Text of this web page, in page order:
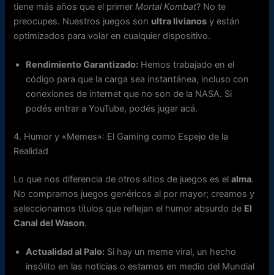
tiene más años que el primerMortal Kombat? No te
preocupes. Nuestros juegos son ultra livianos y están
optimizados para volar en cualquier dispositivo.
Rendimiento Garantizado: Hemos trabajado en el
código para que la carga sea instantánea, incluso con
conexiones de internet que no son de la NASA. Si
podés entrar a YouTube, podés jugar acá.
4. Humor y «Memes»: El Gaming como Espejo de la
Realidad
Lo que nos diferencia de otros sitios de juegos es elalma.
No compramos juegos genéricos al por mayor; creamos y
seleccionamos títulos que reflejan el humor absurdo de El
Canal del Wason.
Actualidad al Palo: Si hay un meme viral, un hecho
insólito en las noticias o estamos en medio del Mundial